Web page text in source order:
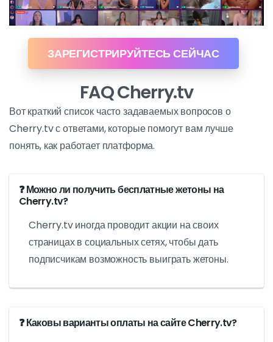
ЗАРЕГИСТРИРУЙТЕСЬ СЕЙЧАС
FAQ Cherry.tv
Вот краткий список часто задаваемых вопросов о
Cherry.tv с ответами, которые помогут вам лучше
понять, как работает платформа.
❓ Можно ли получить бесплатные жетоны на
Cherry.tv?
Cherry.tv иногда проводит акции на своих
страницах в социальных сетях, чтобы дать
подписчикам возможность выиграть жетоны.
❓ Каковы варианты оплаты на сайте Cherry.tv?